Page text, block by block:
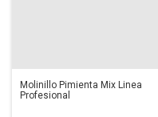
Molinillo Pimienta Mix Linea
Profesional